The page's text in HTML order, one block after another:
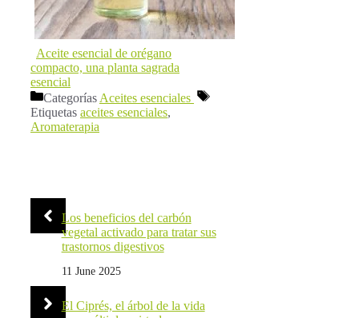
Aceite esencial de orégano
compacto, una planta sagrada
esencial
Categorías Aceites esenciales
Etiquetas aceites esenciales,
Aromaterapia
Los beneficios del carbón
vegetal activado para tratar sus
trastornos digestivos
11 June 2025
El Ciprés, el árbol de la vida